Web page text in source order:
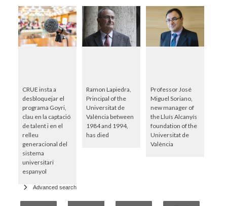
CRUE insta a
desbloquejar el
programa Goyri,
clau en la captació
de talent i en el
relleu
generacional del
sistema
universitari
espanyol
Ramon Lapiedra,
Principal of the
Universitat de
València between
1984 and 1994,
has died
Professor José
Miguel Soriano,
new manager of
the Lluís Alcanyís
foundation of the
Universitat de
València
Advanced search